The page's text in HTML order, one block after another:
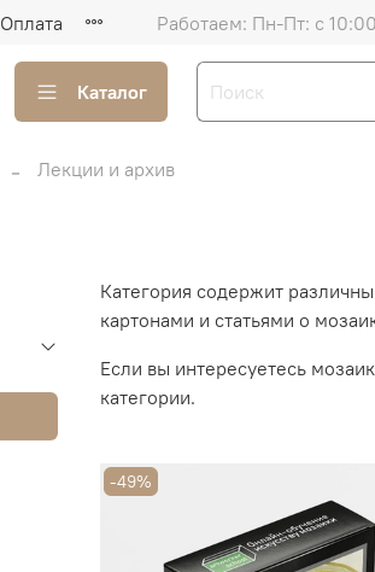
Оплата Работаем: Пн-Пт: с
Каталог
Лекции и архив
Категория содержит
картонами и статьями о
Если вы интересуетесь
категории.
-49%